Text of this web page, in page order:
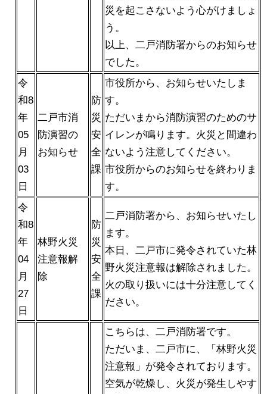
災を起こさないよう心がけましょ
う。
以上、二戸消防署からのお知らせ
でした。
令
和8
年
05
月
03
日
二戸市消
防演習の
お知らせ
防
災
安
全
課
市役所から、お知らせいたしま
す。
ただいまから消防演習のためのサ
イレンが鳴ります。火災と間違わ
ないよう注意してください。
市役所からのお知らせを終わりま
す。
令
和8
年
04
月
27
日
林野火災
注意報解
除
防
災
安
全
課
二戸消防署から、お知らせいたし
ます。
本日、二戸市に発令されていた林
野火災注意報は解除されました。
火の取り扱いには十分注意してく
ださい。
こちらは、二戸消防署です。
ただいま、二戸市に、「林野火災
注意報」が発令されております。
空気が乾燥し、火災が発生しやす